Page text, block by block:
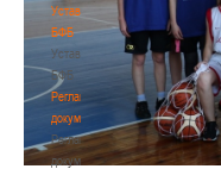
Устав
БФБ
Устав
БФБ
Регламентирующие
документы
Регламентирующие
документы